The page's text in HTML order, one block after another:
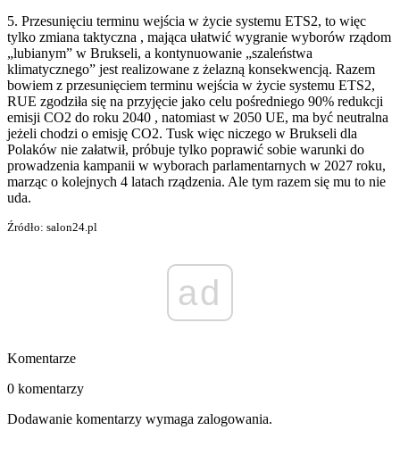
5. Przesunięciu terminu wejścia w życie systemu ETS2, to więc
tylko zmiana taktyczna , mająca ułatwić wygranie wyborów rządom
„lubianym” w Brukseli, a kontynuowanie „szaleństwa
klimatycznego” jest realizowane z żelazną konsekwencją. Razem
bowiem z przesunięciem terminu wejścia w życie systemu ETS2,
RUE zgodziła się na przyjęcie jako celu pośredniego 90% redukcji
emisji CO2 do roku 2040 , natomiast w 2050 UE, ma być neutralna
jeżeli chodzi o emisję CO2. Tusk więc niczego w Brukseli dla
Polaków nie załatwił, próbuje tylko poprawić sobie warunki do
prowadzenia kampanii w wyborach parlamentarnych w 2027 roku,
marząc o kolejnych 4 latach rządzenia. Ale tym razem się mu to nie
uda.
Źródło: salon24.pl
ad
Komentarze
0 komentarzy
Dodawanie komentarzy wymaga zalogowania.